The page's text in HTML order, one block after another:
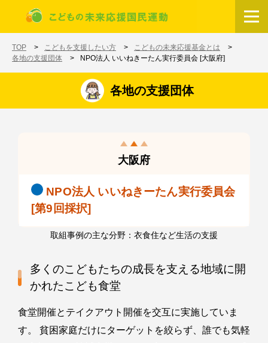
メインコンテンツに移動
TOP こどもを支援したい方
こどもの未来応援基金とは
各地の支援団体
NPO法人 いいねきーたん実行委員会 [大阪府]
各地の支援団体
大阪府
NPO法人 いいねきーたん実行委員会
[第9回採択]
取組事例の主な分野：衣食住など生活の支援
多くのこどもたちの成長を支える地域に開
かれたこども食堂
食堂開催とテイクアウト開催を交互に実施していま
す。 貧困家庭だけにターゲットを絞らず、誰でも気軽